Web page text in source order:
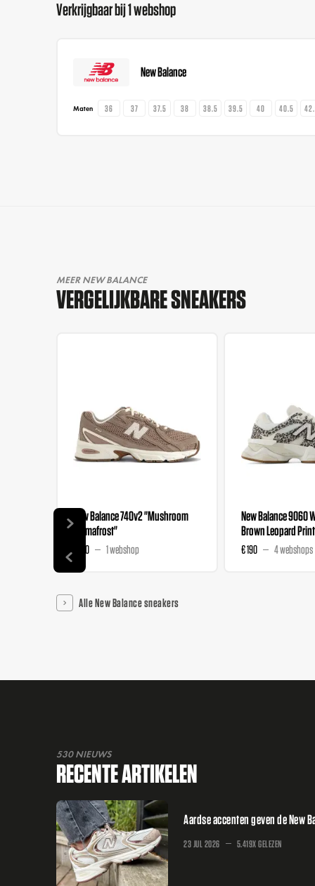
Verkrijgbaar bij 1 webshop
New Balance
Maten 36 37 37.5 38 38.5 39.5 40 40.5
MEER NEW BALANCE
VERGELIJKBARE SNEAKERS
New Balance 740v2 "Mushroom
Permafrost"
€ 120 1 webshop
New Balance 9060
Brown Leopard
€ 190 4 webshops
Alle New Balance sneakers
530 NIEUWS
RECENTE ARTIKELEN
Aardse accenten geven de New
23 JUL 2026 5.419X GELEZEN